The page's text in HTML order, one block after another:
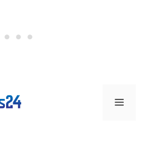
Menu